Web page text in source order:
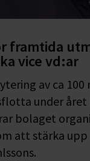
framtida
vice vd:ar
av ca 100
under året
bolaget
att stärka